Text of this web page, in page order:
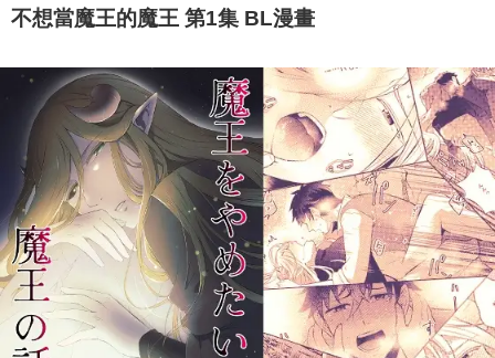
不想當魔王的魔王 第1集 BL漫畫